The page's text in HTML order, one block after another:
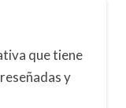
que tiene
y